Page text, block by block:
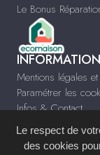
Le Bonus
Mentions légales
Paramétrer les
Infos & Contact
Le respect de
des cookies